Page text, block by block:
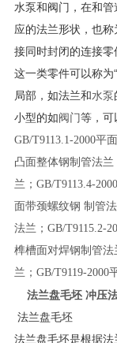
水泵和阀门，在和
应的法兰形状，也
接同时封闭的连接零
这一类零件可以称为
局部，如法兰和水泵
小型的如阀门等，可
GB/T9113.1-2000平
凸面整体钢制管法兰
兰；GB/T9113.4-
面带颈螺纹钢 制管
法兰；GB/T9115.2-
榫槽面对焊钢制管法
兰；GB/T9119-2000
法兰盘毛坯 冲压
法兰盘毛坯
法兰盘毛坯是根据